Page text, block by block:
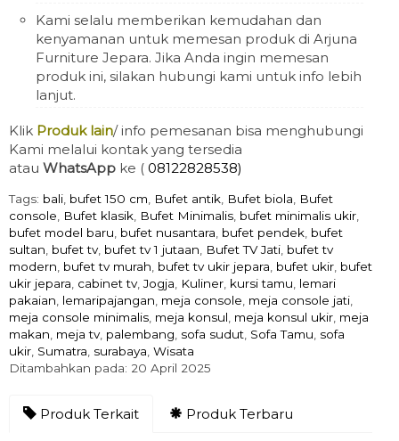
Kami selalu memberikan kemudahan dan
kenyamanan untuk memesan produk di Arjuna
Furniture Jepara. Jika Anda ingin memesan
produk ini, silakan hubungi kami untuk info lebih
lanjut.
Klik Produk lain/ info pemesanan bisa menghubungi
Kami melalui kontak yang tersedia
atau WhatsApp ke ( 08122828538)
Tags: bali bufet 150 cm Bufet antik Bufet biola
Bufet
console
Bufet klasik Bufet Minimalis bufet minimalis ukir
bufet model baru bufet nusantara bufet pendek bufet
sultan bufet tv, bufet tv 1 jutaan Bufet TV Jati bufet tv
modern bufet tv murah bufet tv ukir jepara bufet ukir bufet
ukir jepara cabinet tv,Jogja Kuliner kursi tamu lemari
pakaian lemaripajangan meja console meja console jati
meja console minimalis meja konsul meja konsul ukir meja
makan meja tv, palembang sofa sudut Sofa Tamu sofa
ukir Sumatra surabaya Wisata
Ditambahkan pada: 20 April 2025
Produk Terkait Produk Terbaru